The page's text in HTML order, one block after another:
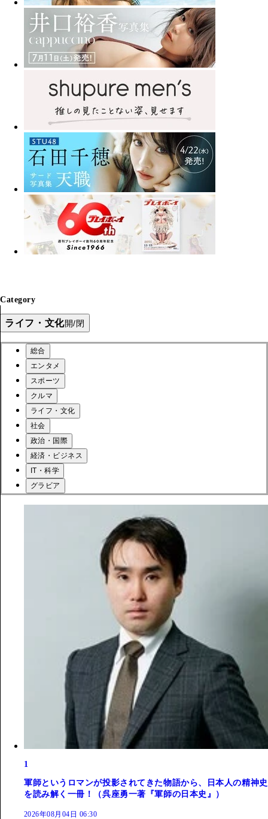
Category
ライフ・文化開/閉
総合
エンタメ
スポーツ
クルマ
ライフ・文化
社会
政治・国際
経済・ビジネス
IT・科学
グラビア
1
軍師というロマンが投影されてきた物語から、日本人の精神史
を読み解く一冊！（呉座勇一著『軍師の日本史』）
2026年08月04日 06:30